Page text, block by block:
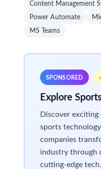
Content Management
Power Automate
MS Teams
SPONSORED
Explore
Discover
sports
companies
industry through
cutting-edge tech.